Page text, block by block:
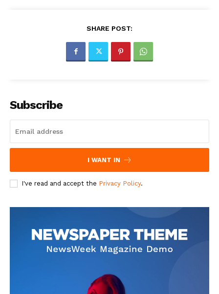
SHARE POST:
Subscribe
I WANT IN
I've read and accept the Privacy Policy.